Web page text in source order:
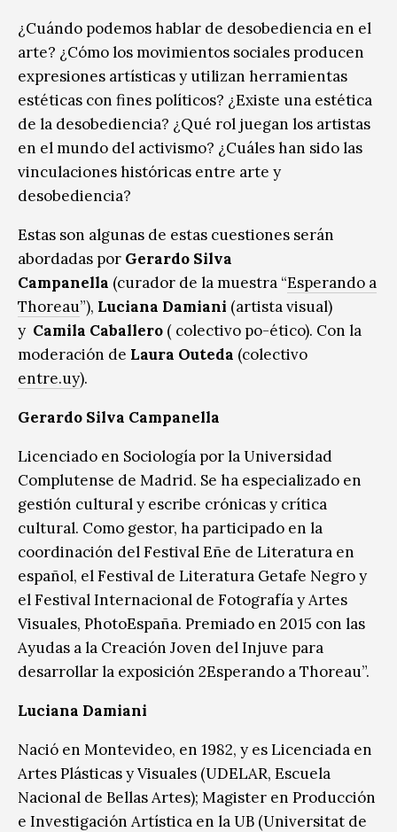
¿Cuándo podemos hablar de desobediencia en el
arte? ¿Cómo los movimientos sociales producen
expresiones artísticas y utilizan herramientas
estéticas con fines políticos? ¿Existe una estética
de la desobediencia? ¿Qué rol juegan los artistas
en el mundo del activismo? ¿Cuáles han sido las
vinculaciones históricas entre arte y
desobediencia?
Estas son algunas de estas cuestiones serán
abordadas por Gerardo Silva
Campanella (curador de la muestra “Esperando a
Thoreau”), Luciana Damiani (artista visual)
y Camila Caballero ( colectivo po-ético). Con la
moderación de Laura Outeda (colectivo
entre.uy).
Gerardo Silva Campanella
Licenciado en Sociología por la Universidad
Complutense de Madrid. Se ha especializado en
gestión cultural y escribe crónicas y crítica
cultural. Como gestor, ha participado en la
coordinación del Festival Eñe de Literatura en
español, el Festival de Literatura Getafe Negro y
el Festival Internacional de Fotografía y Artes
Visuales, PhotoEspaña. Premiado en 2015 con las
Ayudas a la Creación Joven del Injuve para
desarrollar la exposición 2Esperando a Thoreau”.
Luciana Damiani
Nació en Montevideo, en 1982, y es Licenciada en
Artes Plásticas y Visuales (UDELAR, Escuela
Nacional de Bellas Artes); Magister en Producción
e Investigación Artística en la UB (Universitat de